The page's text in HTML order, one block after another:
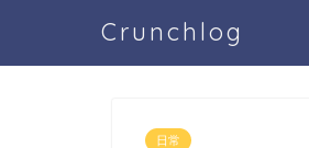
Crunchlog
日常